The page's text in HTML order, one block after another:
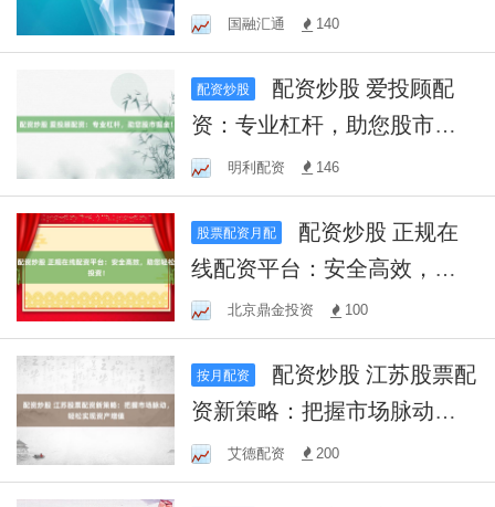
重庆股票证券配资的
国融汇通 140
配资炒股
资：专业杠杆，助您股市掘
金！明利配资 146
股票配资月配
线配资平台：安全高效，助
您轻松投资！
北京鼎金投资 100
按月配资
资新策略：把握市场脉动，
轻松实现资产增值
艾德配资 200